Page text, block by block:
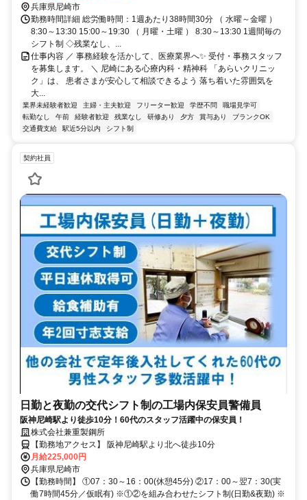
兵庫県尼崎市
勤務時間詳細 総労働時間：1週あたり38時間30分 （ 水曜～金曜 ）
8:30～13:30 15:00～19:30 （ 月曜・土曜 ） 8:30～13:30 1週間毎の
シフト制 ◇残業なし、...
仕事内容 ／ 事務経験を活かして、医療業界へ✨ 受付・事務スタッフ
を募集します。 ＼ 尼崎にある心療内科・精神科 「あらいクリニッ
ク」は、 患者さまが安心して相談できるよう 落ち着いた雰囲気を
大...
業界未経験者歓迎 主婦・主夫歓迎 フリーター歓迎 学歴不問
職場見学可
転勤なし
午前 経験者歓迎 残業なし 研修あり 夕方 賞与あり
ブランクOK
交通費支給
駅近5分以内 シフト制
契約社員
日勤と夜勤の交代シフト制の工場内保安員警備員
阪神尼崎駅より徒歩10分！60代のスタッフ活躍中の保安員！
株式会社兼重製鋼所
【勤務地アクセス】 阪神尼崎駅より北へ徒歩10分
月給225,000円
兵庫県尼崎市
【勤務時間】 ①07：30～16：00(休憩45分) ②17：00～翌7：30(実
働7時間45分／仮眠有) ※①②を組み合わせたシフト制(日勤&夜勤) ※